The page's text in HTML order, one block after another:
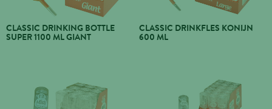
CLASSIC DRINKING BOTTLE
SUPER 1100 ML GIANT
CLASSIC DRINKFLES KONIJN
600 ML